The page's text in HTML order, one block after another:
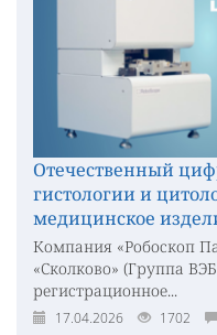
Отечественный
гистологии и
медицинское
Компания «Робоскоп
«Сколково» (Группа
регистрационное...
17.04.2026 1702